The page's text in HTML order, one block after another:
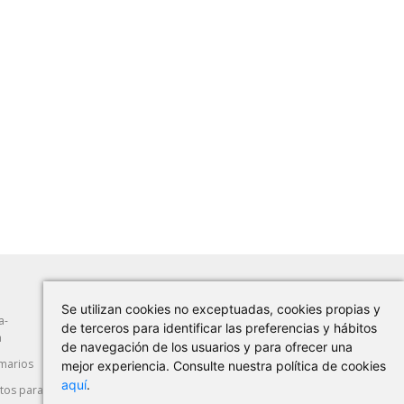
Se utilizan cookies no exceptuadas, cookies propias y
de terceros para identificar las preferencias y hábitos
de navegación de los usuarios y para ofrecer una
mejor experiencia. Consulte nuestra política de cookies
aquí.
Abrasión Herramientas Manuales
Máquina-Herramienta
Corte y Deformación
para
Seguridad Laboral